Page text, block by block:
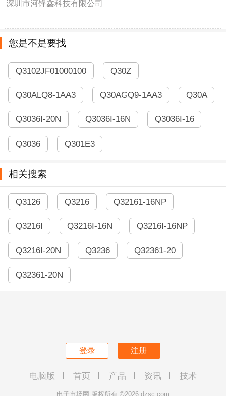
深圳市河锋鑫科技有限公司
您是不是要找
Q3102JF01000100 Q30Z
Q30ALQ8-1AA3 Q30AGQ9-1AA3 Q30A
Q3036I-20N Q3036I-16N Q3036I-16
Q3036 Q301E3
相关搜索
Q3126 Q3216 Q32161-16NP
Q3216I Q3216I-16N Q3216I-16NP
Q3216I-20N Q3236 Q32361-20
Q32361-20N
登录 注册
电脑版 首页 产品 资讯 技术
电子市场网 版权所有 ©2026 dzsc.com